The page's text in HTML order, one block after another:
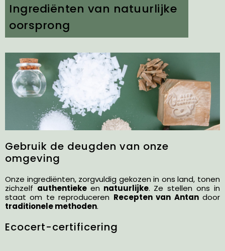
Ingrediënten van natuurlijke
oorsprong
Gebruik de deugden van onze
omgeving
Onze ingrediënten, zorgvuldig gekozen in ons land, tonen
zichzelf authentieke en natuurlijke. Ze stellen ons in
staat om te reproduceren Recepten van Antandoor
traditionele methoden.
Ecocert-certificering